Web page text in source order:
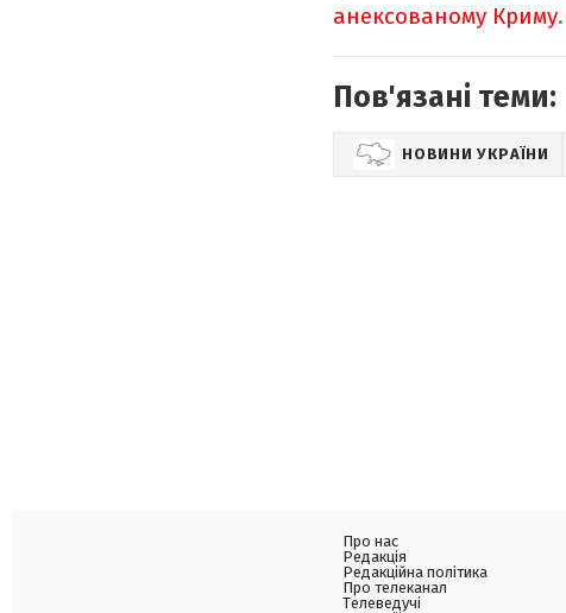
анексованому Криму.
Пов'язані теми:
НОВИНИ УКРАЇНИ
Про нас
Редакція
Редакційна політика
Про телеканал
Телеведучі